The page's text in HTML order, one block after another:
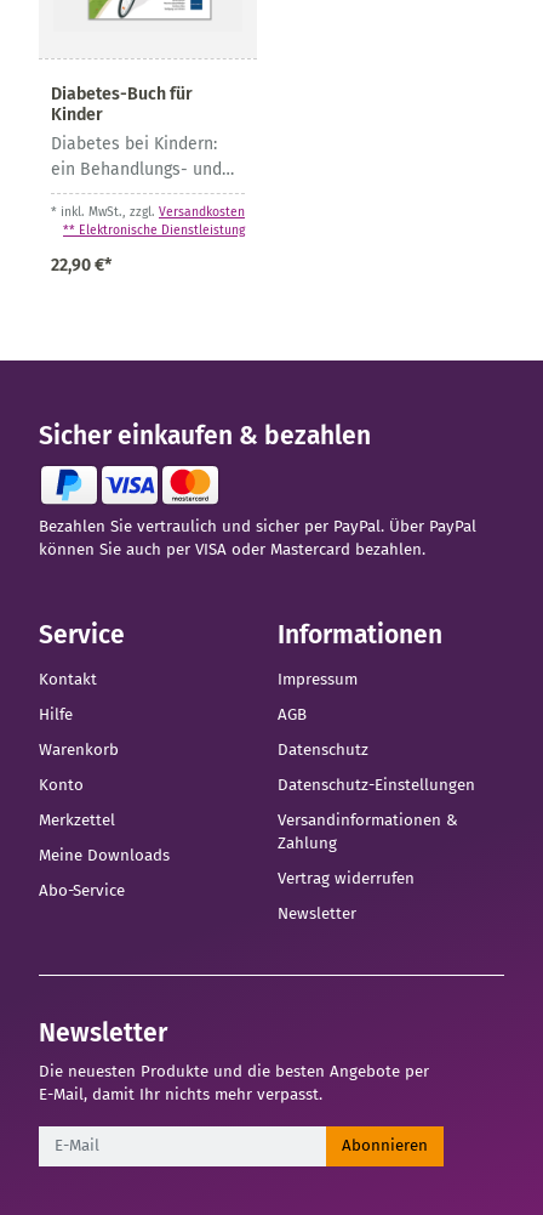
Diabetes-Buch für
Kinder
22,90 €*
Diabetes bei Kindern:
ein Behandlungs- und
Schulungsprogramm
* inkl. MwSt., zzgl. Versandkosten
** Elektronische Dienstleistung
Sicher einkaufen & bezahlen
Bezahlen Sie vertraulich und sicher per PayPal. Über PayPal
können Sie auch per VISA oder Mastercard bezahlen.
Service
Kontakt
Hilfe
Warenkorb
Konto
Merkzettel
Meine Downloads
Abo-Service
Informationen
Impressum
AGB
Datenschutz
Datenschutz-Einstellungen
Versandinformationen &
Zahlung
Vertrag widerrufen
Newsletter
Newsletter
Die neuesten Produkte und die besten Angebote per
E-Mail, damit Ihr nichts mehr verpasst.
Newsletter Abonnieren